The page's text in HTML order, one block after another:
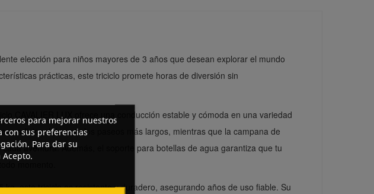
elección para niños mayores de 3 años que desean explorar el mundo
prácticas, este triciclo promete horas de diversión sin
CAVALIER LUX ofrece una conducción estable y cómoda en una variedad
adicional durante los paseos más largos, mientras que la campana de
aventura. Además, el soporte para botellas de agua garantiza que tu
momento.
kg, este triciclo es resistente y duradero, asegurando años de uso fiable. Su
para mejorar nuestros
sus preferencias
Para dar su